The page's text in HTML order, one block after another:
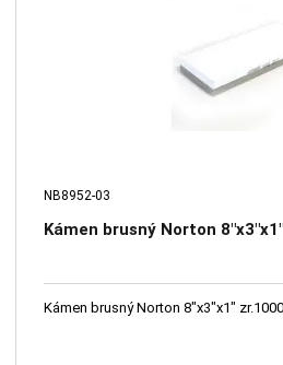
NB8952-03
Kámen brusný Norton
Kámen brusný Norton 8"x3"x1"